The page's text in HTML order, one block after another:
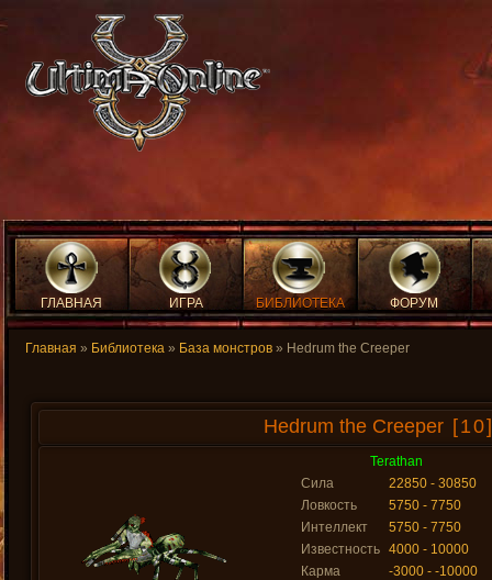
ГЛАВНАЯ ИГРА БИБЛИОТЕКА ФОРУМ
Главная » Библиотека » База монстров » Hedrum the Creeper
Hedrum the Creeper
Terathan
Сила
22850 - 30850
Ловкость
5750 - 7750
Интеллект
5750 - 7750
Известность 4000 - 10000
Карма
-3000 - -10000